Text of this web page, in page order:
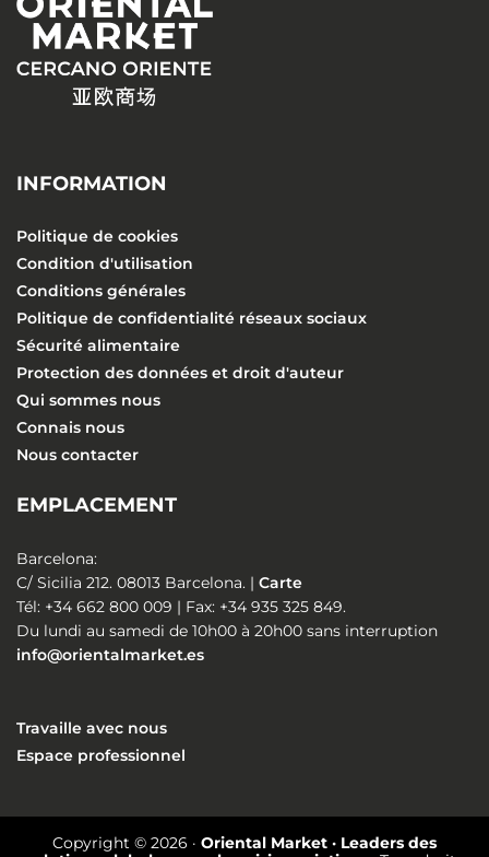
INFORMATION
Politique de cookies
Condition d'utilisation
Conditions générales
Politique de confidentialité réseaux sociaux
Sécurité alimentaire
Protection des données et droit d'auteur
Qui sommes nous
Connais nous
Nous contacter
EMPLACEMENT
Barcelona:
C/ Sicilia 212. 08013 Barcelona. | Carte
Tél: +34 662 800 009 | Fax: +34 935 325 849.
Du lundi au samedi de 10h00 à 20h00 sans interruption
info@orientalmarket.es
Travaille avec nous
Espace professionnel
Copyright © 2026 · Oriental Market · Leaders des